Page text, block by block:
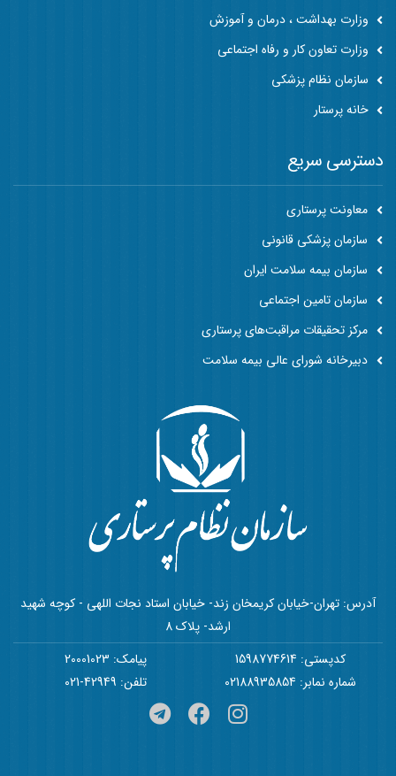
وزارت بهداشت ، درمان و آموزش
وزارت تعاون کار و رفاه اجتماعی
سازمان نظام پزشکی
خانه پرستار
آدرس: تهران-خیابان کریمخان زند- خیابان استاد نجات اللهی - کوچه شهید
ارشد- پلاک 8
کدپستی: 1598774614
پیامک: 20001023
شماره نمابر: 02188935854
تلفن: 42949-021
دسترسی سریع
معاونت پرستاری
سازمان پزشکی قانونی
سازمان بیمه سلامت ایران
سازمان تامین اجتماعی
مرکز تحقیقات مراقبت‌های پرستاری
دبیرخانه شورای عالی بیمه سلامت